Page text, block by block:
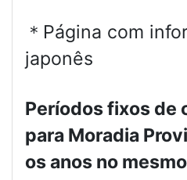
＊Página com
japonês
Períodos fixos de
para Moradia
os anos no